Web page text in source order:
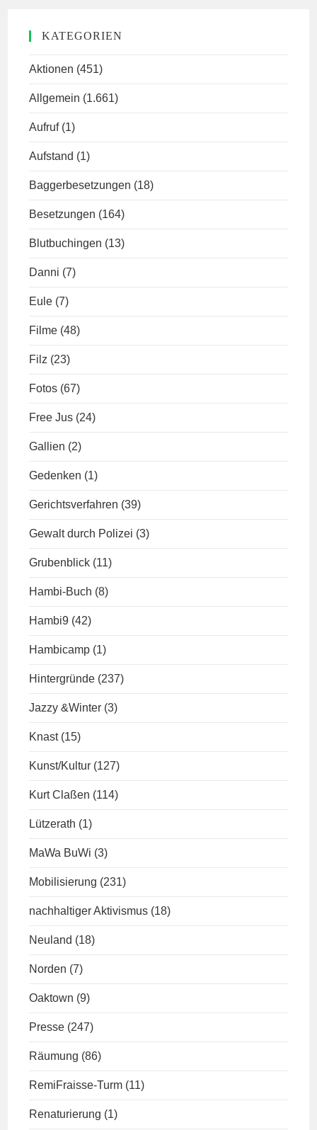
KATEGORIEN
Aktionen (451)
Allgemein (1.661)
Aufruf (1)
Aufstand (1)
Baggerbesetzungen (18)
Besetzungen (164)
Blutbuchingen (13)
Danni (7)
Eule (7)
Filme (48)
Filz (23)
Fotos (67)
Free Jus (24)
Gallien (2)
Gedenken (1)
Gerichtsverfahren (39)
Gewalt durch Polizei (3)
Grubenblick (11)
Hambi-Buch (8)
Hambi9 (42)
Hambicamp (1)
Hintergründe (237)
Jazzy &Winter (3)
Knast (15)
Kunst/Kultur (127)
Kurt Claßen (114)
Lützerath (1)
MaWa BuWi (3)
Mobilisierung (231)
nachhaltiger Aktivismus (18)
Neuland (18)
Norden (7)
Oaktown (9)
Presse (247)
Räumung (86)
RemiFraisse-Turm (11)
Renaturierung (1)